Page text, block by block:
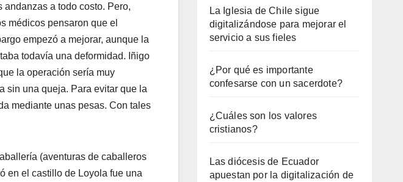
a todo costo. Pero,
médicos pensaron que el
empezó a mejorar, aunque la
todavía una deformidad. Iñigo
la operación sería muy
sin una queja. Para evitar que la
mediante unas pesas. Con tales
(aventuras de caballeros
en el castillo de Loyola fue una
La Iglesia de Chile sigue
digitalizándose para mejorar el
servicio a sus fieles
¿Por qué es importante
confesarse con un sacerdote?
¿Cuáles son los valores
cristianos?
Las diócesis de Ecuador
apuestan por la digitalización de